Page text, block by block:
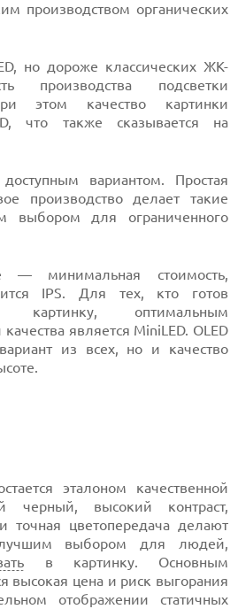
производством органических
но дороже классических ЖК-
производства подсветки
этом качество картинки
что также сказывается на
вариантом. Простая
производство делает такие
выбором для ограниченного
— минимальная стоимость,
IPS. Для тех, кто готов
картинку, оптимальным
является MiniLED. OLED
из всех, но и качество
эталоном качественной
черный, высокий контраст,
точная цветопередача делают
выбором для людей,
в картинку. Основным
высокая цена и риск выгорания
отображении статичных